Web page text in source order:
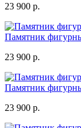
23 900 р.
Памятник
23 900 р.
Памятник
23 900 р.